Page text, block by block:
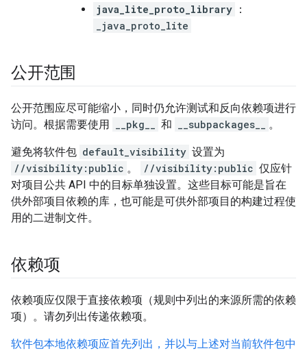
java_lite_proto_library ：
_java_proto_lite
公开范围
公开范围应尽可能缩小，同时仍允许测试和反向依赖项进行
访问。根据需要使用
__pkg__ 和 __subpackages__ 。
避免将软件包 default_visibility 设置为
//visibility:public 。 //visibility:public 仅应针
对项目公共 API 中的目标单独设置。这些目标可能是旨在
供外部项目依赖的库，也可能是可供外部项目的构建过程使
用的二进制文件。
依赖项
依赖项应仅限于直接依赖项（规则中列出的来源所需的依赖
项）。请勿列出传递依赖项。
软件包本地依赖项应首先列出，并以与上述对当前软件包中